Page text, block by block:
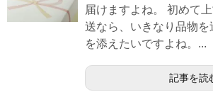
届けますよね。 初めて
送なら、いきなり品物
を添えたいですよね。...
記事を読